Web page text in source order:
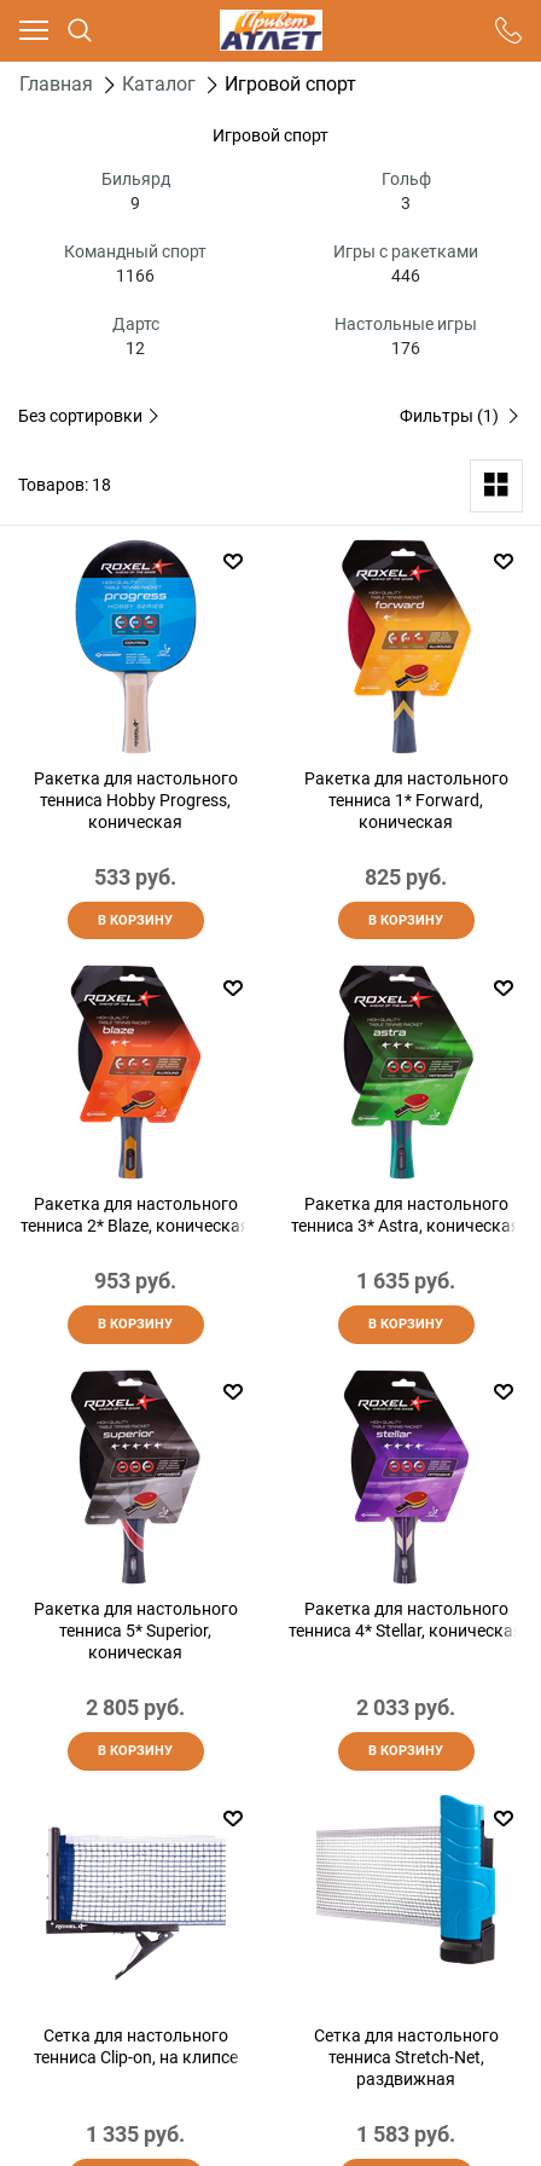
Главная Каталог Игровой спорт
Игровой спорт
Бильярд
9
Гольф
3
Командный спорт
1166
Игры с ракетками
446
Дартс
12
Настольные игры
176
Без сортировки Фильтры (1)
Товаров: 18
Ракетка для настольного
тенниса Hobby Progress,
коническая
533 руб.
В КОРЗИНУ
Ракетка для настольного
тенниса 1* Forward,
коническая
825 руб.
В КОРЗИНУ
Ракетка для настольного
тенниса 2* Blaze, коническая
953 руб.
В КОРЗИНУ
Ракетка для настольного
тенниса 3* Astra, коническая
1 635 руб.
В КОРЗИНУ
Ракетка для настольного
тенниса 5* Superior,
коническая
2 805 руб.
В КОРЗИНУ
Ракетка для настольного
тенниса 4* Stellar, коническая
2 033 руб.
В КОРЗИНУ
Сетка для настольного
тенниса Clip-on, на клипсе
1 335 руб.
Сетка для настольного
тенниса Stretch-Net,
раздвижная
1 583 руб.
Ваш город - Москва,
угадали?
ДА НЕТ